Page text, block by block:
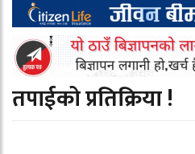
तपाईको प्रतिक्रिया !